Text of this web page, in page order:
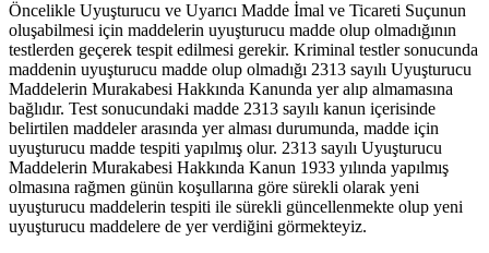
Öncelikle Uyuşturucu ve Uyarıcı Madde İmal ve Ticareti Suçunun
oluşabilmesi için maddelerin uyuşturucu madde olup olmadığının
testlerden geçerek tespit edilmesi gerekir. Kriminal testler sonucunda
maddenin uyuşturucu madde olup olmadığı 2313 sayılı Uyuşturucu
Maddelerin Murakabesi Hakkında Kanunda yer alıp almamasına
bağlıdır. Test sonucundaki madde 2313 sayılı kanun içerisinde
belirtilen maddeler arasında yer alması durumunda, madde için
uyuşturucu madde tespiti yapılmış olur. 2313 sayılı Uyuşturucu
Maddelerin Murakabesi Hakkında Kanun 1933 yılında yapılmış
olmasına rağmen günün koşullarına göre sürekli olarak yeni
uyuşturucu maddelerin tespiti ile sürekli güncellenmekte olup yeni
uyuşturucu maddelere de yer verdiğini görmekteyiz.